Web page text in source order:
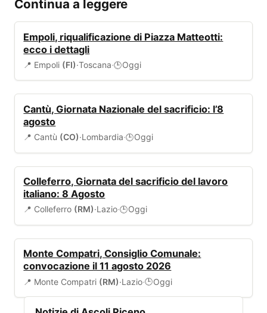
Continua a leggere
Empoli, riqualificazione di Piazza Matteotti:
ecco i dettagli
📍 Empoli (FI)·Toscana·🕒Oggi
Cantù, Giornata Nazionale del sacrificio: l’8
agosto
📍 Cantù (CO)·Lombardia·🕒Oggi
Colleferro, Giornata del sacrificio del lavoro
italiano: 8 Agosto
📍 Colleferro (RM)·Lazio·🕒Oggi
Monte Compatri, Consiglio Comunale:
convocazione il 11 agosto 2026
📍 Monte Compatri (RM)·Lazio·🕒Oggi